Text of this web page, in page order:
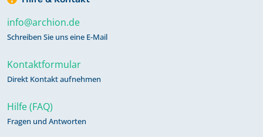
info@archion.de
Schreiben Sie uns eine E-Mail
Kontaktformular
Direkt Kontakt aufnehmen
Hilfe (FAQ)
Fragen und Antworten